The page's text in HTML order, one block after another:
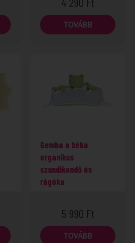
TOVÁBB
Gemba a béka
organikus
szundikendő és
rágóka
5 990 Ft
TOVÁBB